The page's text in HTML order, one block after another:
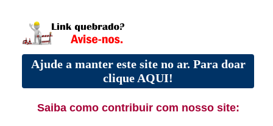
Ajude a manter este site no ar. Para doar
clique AQUI!
Saiba como contribuir com nosso site: